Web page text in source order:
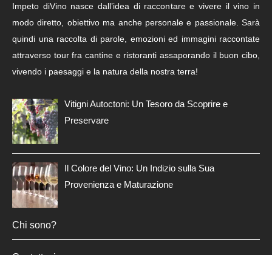
Impeto diVino nasce dall’idea di raccontare e vivere il vino in
modo diretto, obiettivo ma anche personale e passionale. Sarà
quindi una raccolta di parole, emozioni ed immagini raccontate
attraverso tour fra cantine e ristoranti assaporando il buon cibo,
vivendo i paesaggi e la natura della nostra terra!
Vitigni Autoctoni: Un Tesoro da Scoprire e
Preservare
Il Colore del Vino: Un Indizio sulla Sua
Provenienza e Maturazione
Chi sono?